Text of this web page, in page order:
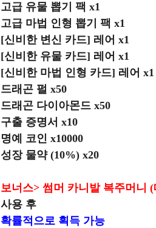
고급 유물 뽑기 팩 x1
고급 마법 인형 뽑기 팩 x1
[신비한 변신 카드] 레어 x1
[신비한 유물 카드] 레어 x1
[신비한 마법 인형 카드] 레어 x1
드래곤 펄 x50
드래곤 다이아몬드 x50
구출 증명서 x10
명예 코인 x10000
성장 물약 (10%) x20
보너스> 썸머 카니발 복주머니
사용 후
확률적으로 획득 가능